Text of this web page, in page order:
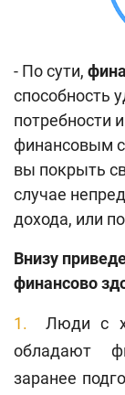
- По сути,
способность
потребности
финансовым
вы покрыть
случае
дохода, или
Внизу
финансово
Люди с
обладают
заранее